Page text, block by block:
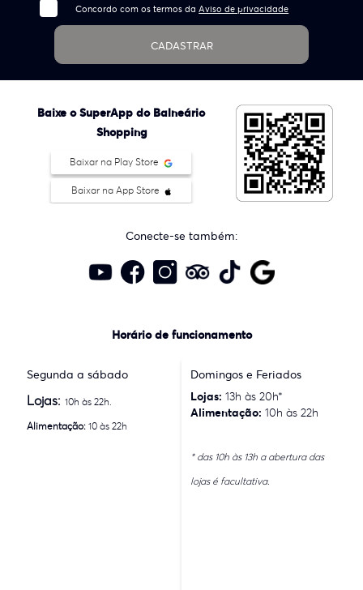
Concordo com os termos daAviso de privacidade
CADASTRAR
Baixe o SuperApp do Balneário
Shopping
Baixar na Play Store
Baixar na App Store
Conecte-se também:
Horário de funcionamento
Segunda a sábado
Lojas:10h às 22h.
Alimentação: 10 às 22h
Domingos e Feriados
Lojas: 13h às 20h*
Alimentação: 10h às 22h
* das 10h às 13h a abertura das
lojas é facultativa.